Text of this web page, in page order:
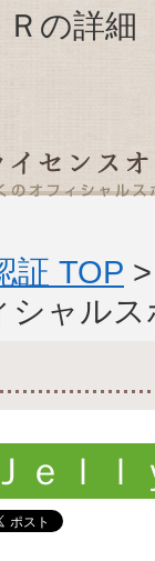
の詳細
証 TOP
ャル
Ｊｅｌｌ